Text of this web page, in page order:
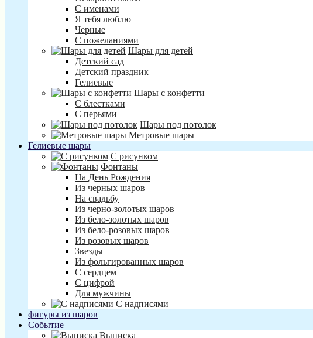
С именами
Я тебя люблю
Черные
С пожеланиями
Шары для детей
Детский сад
Детский праздник
Гелиевые
Шары с конфетти
С блестками
С перьями
Шары под потолок
Метровые шары
Гелиевые шары
С рисунком
Фонтаны
На День Рождения
Из черных шаров
На свадьбу
Из черно-золотых шаров
Из бело-золотых шаров
Из бело-розовых шаров
Из розовых шаров
Звезды
Из фольгированных шаров
С сердцем
С цифрой
Для мужчины
С надписями
фигуры из шаров
Событие
Выписка